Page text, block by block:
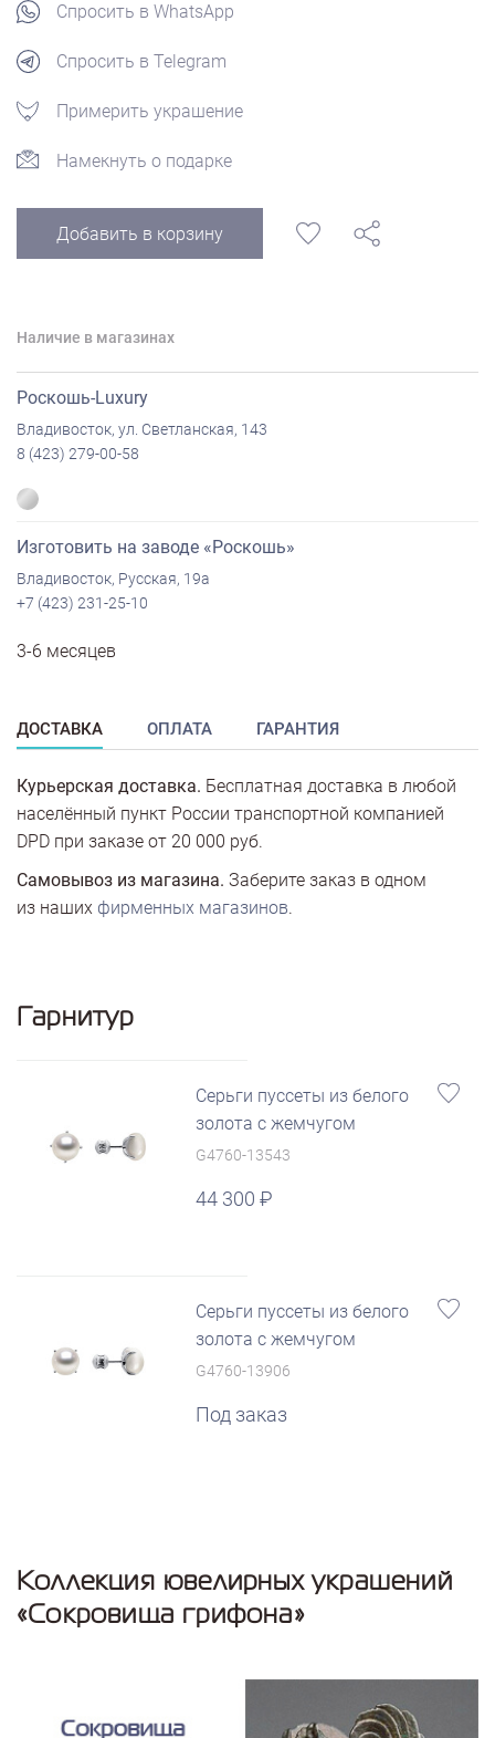
Спросить в WhatsApp
Спросить в Telegram
Примерить украшение
Намекнуть о подарке
Добавить в корзину
Наличие в магазинах
Роскошь-Luxury
Владивосток, ул. Светланская, 143
8 (423) 279-00-58
Изготовить на заводе «Роскошь»
Владивосток, Русская, 19а
+7 (423) 231-25-10
3-6 месяцев
ДОСТАВКА ОПЛАТА ГАРАНТИЯ
Курьерская доставка. Бесплатная доставка в любой
населённый пункт России транспортной компанией
DPD при заказе от 20 000 руб.
Самовывоз из магазина. Заберите заказ в одном
из наших фирменных магазинов.
Гарнитур
Серьги пуссеты из белого
золота с жемчугом
G4760-13543
44 300
Серьги пуссеты из белого
золота с жемчугом
G4760-13906
Под заказ
Коллекция ювелирных украшений
«Сокровища грифона»